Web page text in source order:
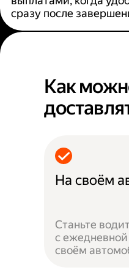
сразу после
Как
На своём
Станьте
с
своём